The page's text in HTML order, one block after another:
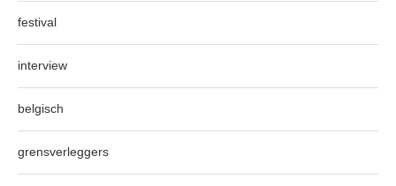
festival
interview
belgisch
grensverleggers